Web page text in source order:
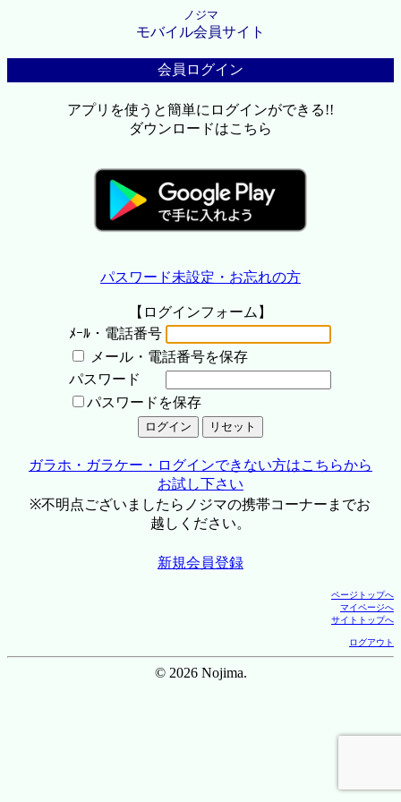
ノジマ
モバイル会員サイト
会員ログイン
アプリを使うと簡単にログインができる!!
ダウンロードはこちら
パスワード未設定・お忘れの方
【ログインフォーム】
ﾒｰﾙ・電話番号
メール・電話番号を保存
パスワード
パスワードを保存
ガラホ・ガラケー・ログインできない方はこちらから
お試し下さい
※不明点ございましたらノジマの携帯コーナーまでお
越しください。
新規会員登録
ページトップへ
マイページへ
サイトトップへ
ログアウト
© 2026 Nojima.